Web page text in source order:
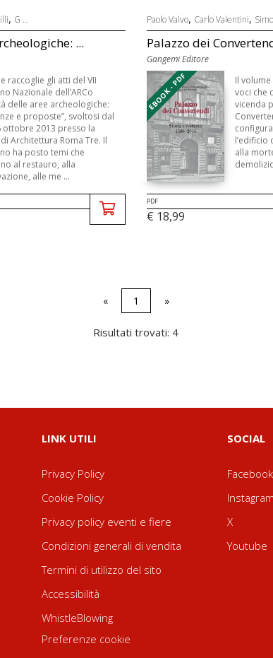
, G ...
...
raccoglie gli atti del VII
Nazionale dell’ARCo
delle aree archeologiche:
e proposte”, svoltosi dal
ottobre 2013 presso la
Architettura Roma Tre. Il
ha posto temi che
al restauro, alla
alle me ...
Paolo Valvo, Carlo Valentini,
Palazzo dei
Gangemi Editore
EBOOK - PDF
Il
voci che
vicenda
l’edificio
alla
PDF
€ 18,99
« 1 »
Risultati trovati: 4
LINK UTILI
Privacy Policy
Cookie Policy
Privacy policy eventi e fiere
Condizioni generali di vendita
Termini di utilizzo del sito
Accessibilità
WhistleBlowing
Preferenze cookie
SOCIAL
Facebook
Instagram
X
Youtube